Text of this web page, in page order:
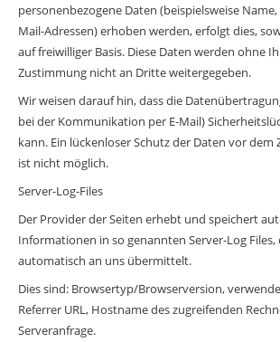
personenbezogene Daten (beispielsweise
Mail-Adressen) erhoben werden, erfolgt dies,
auf freiwilliger Basis. Diese Daten werden ohne
Zustimmung nicht an Dritte weitergegeben.
Wir weisen darauf hin, dass die
bei der Kommunikation per E-Mail)
kann. Ein lückenloser Schutz der Daten vor
ist nicht möglich.
Server-Log-Files
Der Provider der Seiten erhebt und speichert
Informationen in so genannten Server-Log Files,
automatisch an uns übermittelt.
Dies sind: Browsertyp/Browserversion,
Referrer URL, Hostname des zugreifenden
Serveranfrage.